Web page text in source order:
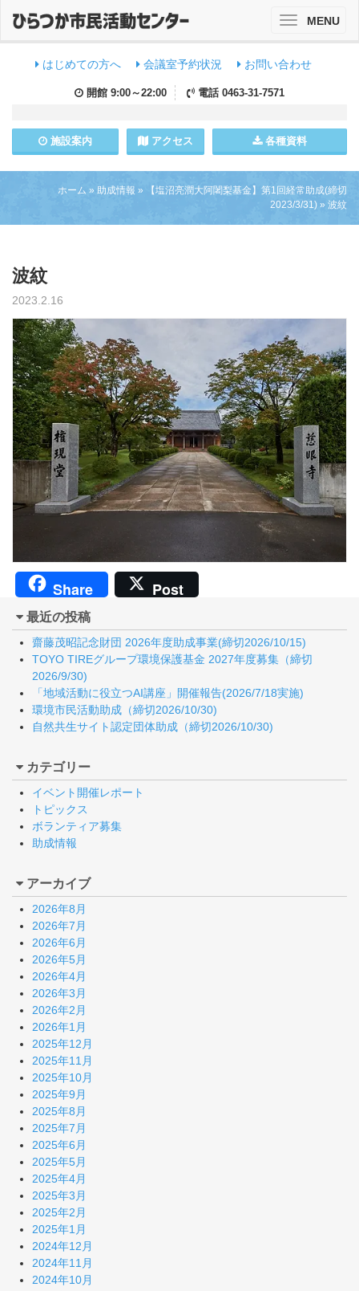
はじめての方へ 会議室予約状況 お問い合わせ
開館 9:00～22:00 電話 0463-31-7571
施設案内 アクセス 各種資料
ToggleMENU
ホーム » 助成情報 »
【塩沼亮潤大阿闍梨基金】第1回経常助成(締切
2023/3/31) » 波紋
波紋
2023.2.16
Share Post
最近の投稿
齋藤茂昭記念財団 2026年度助成事業(締切2026/10/15)
TOYO TIREグループ環境保護基金 2027年度募集（締切
2026/9/30)
「地域活動に役立つAI講座」開催報告(2026/7/18実施)
環境市民活動助成（締切2026/10/30)
自然共生サイト認定団体助成（締切2026/10/30)
カテゴリー
イベント開催レポート
トピックス
ボランティア募集
助成情報
アーカイブ
2026年8月
2026年7月
2026年6月
2026年5月
2026年4月
2026年3月
2026年2月
2026年1月
2025年12月
2025年11月
2025年10月
2025年9月
2025年8月
2025年7月
2025年6月
2025年5月
2025年4月
2025年3月
2025年2月
2025年1月
2024年12月
2024年11月
2024年10月